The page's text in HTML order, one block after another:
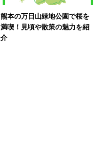
熊本の万日山緑地公園で桜を
満喫！見頃や散策の魅力を紹
介